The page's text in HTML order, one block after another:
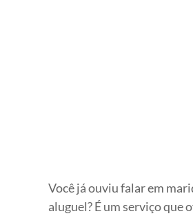
Você já ouviu falar em
aluguel? É um serviço que